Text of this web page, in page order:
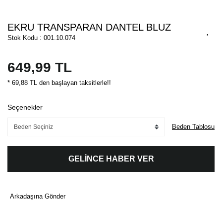
EKRU TRANSPARAN DANTEL BLUZ
Stok Kodu : 001.10.074
649,99 TL
* 69,88 TL den başlayan taksitlerle!!
Seçenekler
Beden Tablosu
GELİNCE HABER VER
Arkadaşına Gönder